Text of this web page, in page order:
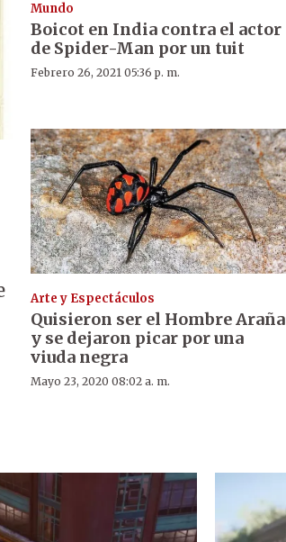
Mundo
Boicot en India contra el actor
de Spider-Man por un tuit
Febrero 26, 2021 05:36 p. m.
Arte y Espectáculos
Quisieron ser el Hombre Araña
y se dejaron picar por una
viuda negra
Mayo 23, 2020 08:02 a. m.